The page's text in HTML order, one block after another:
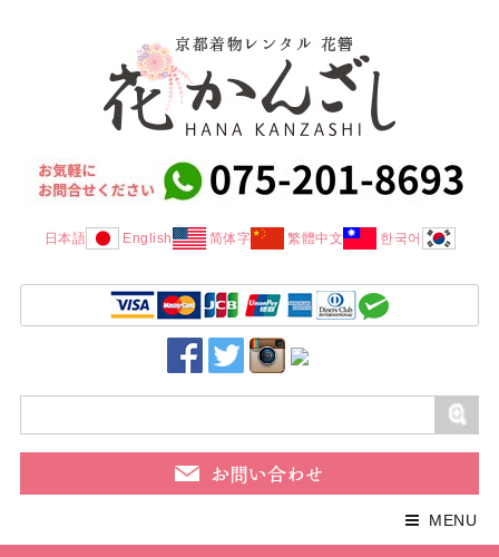
日本語 English 简体字 繁體中文 한국어
MENU